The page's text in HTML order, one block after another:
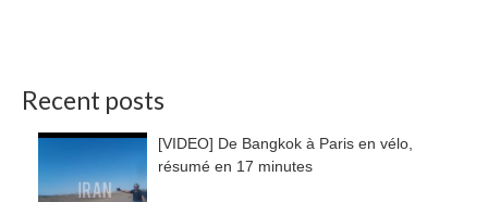
Recent posts
[VIDEO] De Bangkok à Paris en vélo,
résumé en 17 minutes